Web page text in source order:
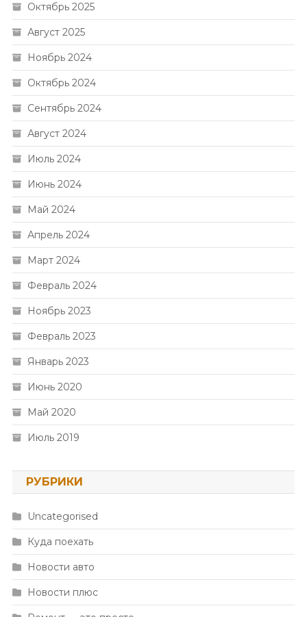
Октябрь 2025
Август 2025
Ноябрь 2024
Октябрь 2024
Сентябрь 2024
Август 2024
Июль 2024
Июнь 2024
Май 2024
Апрель 2024
Март 2024
Февраль 2024
Ноябрь 2023
Февраль 2023
Январь 2023
Июнь 2020
Май 2020
Июль 2019
РУБРИКИ
Uncategorised
Куда поехать
Новости авто
Новости плюс